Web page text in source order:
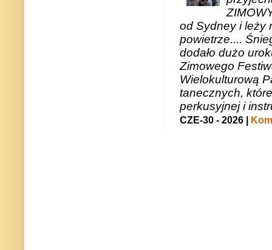
od Sydney i leży
powietrze....
dodało dużo
Zimowego
Wielokulturową
tanecznych,
perkusyjnej i
CZE-30 - 2026 |